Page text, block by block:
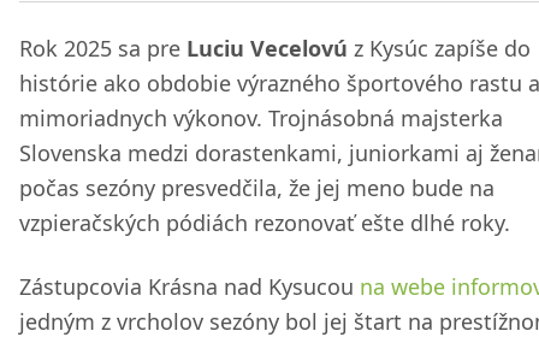
Rok 2025 sa pre Luciu Vecelovú z Kysúc zapíše do
histórie ako obdobie výrazného športového rastu a
mimoriadnych výkonov. Trojnásobná majsterka
Slovenska medzi dorastenkami, juniorkami aj
počas sezóny presvedčila, že jej meno bude na
vzpieračských pódiách rezonovať ešte dlhé roky.
Zástupcovia Krásna nad Kysucou na webe
jedným z vrcholov sezóny bol jej štart na